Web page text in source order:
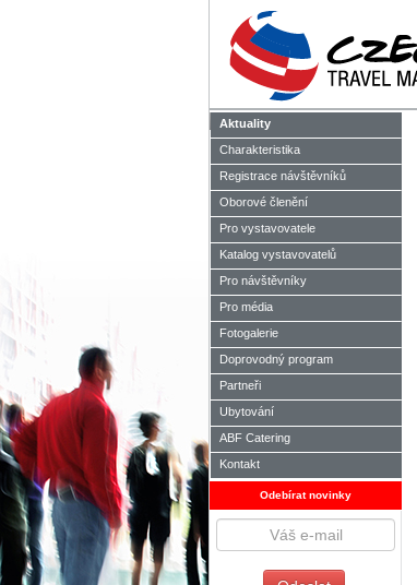
Aktuality
Charakteristika
Registrace návštěvníků
Oborové členění
Pro vystavovatele
Katalog vystavovatelů
Pro návštěvníky
Pro média
Fotogalerie
Doprovodný program
Partneři
Ubytování
ABF Catering
Kontakt
Odebírat novinky